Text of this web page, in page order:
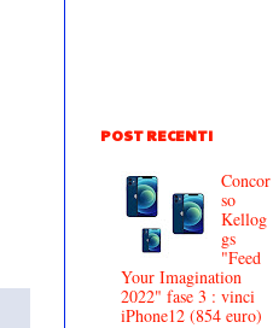
POST RECENTI
Concor
so
Kellog
gs
"Feed
Your Imagination
2022" fase 3 : vinci
iPhone12 (854 euro)